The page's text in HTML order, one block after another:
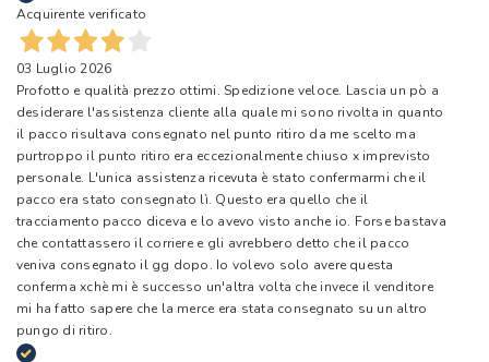
Acquirente verificato
03 Luglio 2026
Profotto e qualità prezzo ottimi. Spedizione veloce. Lascia un pò a
desiderare l'assistenza cliente alla quale mi sono rivolta in quanto
il pacco risultava consegnato nel punto ritiro da me scelto ma
purtroppo il punto ritiro era eccezionalmente chiuso x imprevisto
personale. L'unica assistenza ricevuta è stato confermarmi che il
pacco era stato consegnato lì. Questo era quello che il
tracciamento pacco diceva e lo avevo visto anche io. Forse bastava
che contattassero il corriere e gli avrebbero detto che il pacco
veniva consegnato il gg dopo. Io volevo solo avere questa
conferma xchè mi è successo un'altra volta che invece il venditore
mi ha fatto sapere che la merce era stata consegnato su un altro
pungo di ritiro.